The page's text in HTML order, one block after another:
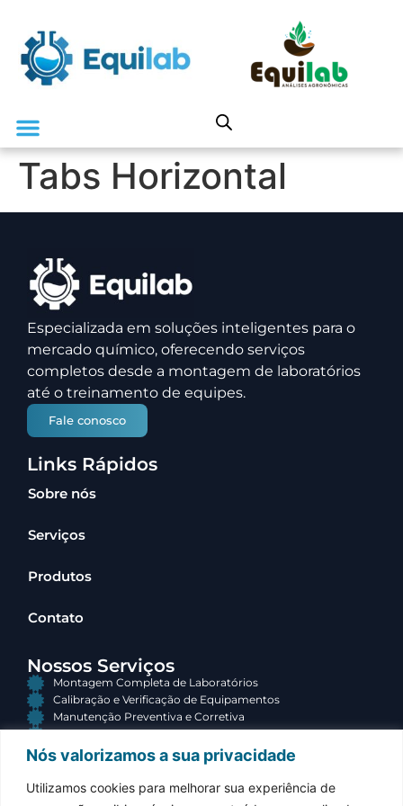
Nós valorizamos a sua privacidade
Utilizamos cookies para melhorar sua experiência de
Tabs Horizontal
Especializada em soluções inteligentes para o
mercado químico, oferecendo serviços
completos desde a montagem de laboratórios
até o treinamento de equipes.
Fale conosco
Links Rápidos
Sobre nós
Serviços
Produtos
Contato
Nossos Serviços
Montagem Completa de Laboratórios
Calibração e Verificação de Equipamentos
Manutenção Preventiva e Corretiva
Consultoria e Terceirização
(34) 3313-3767